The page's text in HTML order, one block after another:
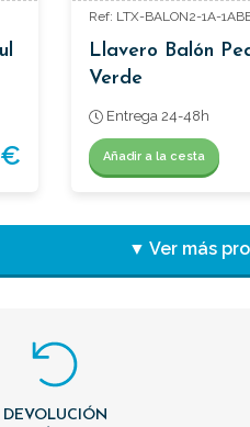
€
Ref: LTX-BALON2-1A-
Llavero Balón
Verde
Entrega 24-48h
Añadir a la cesta
▼ Ver más
DEVOLUCIÓN